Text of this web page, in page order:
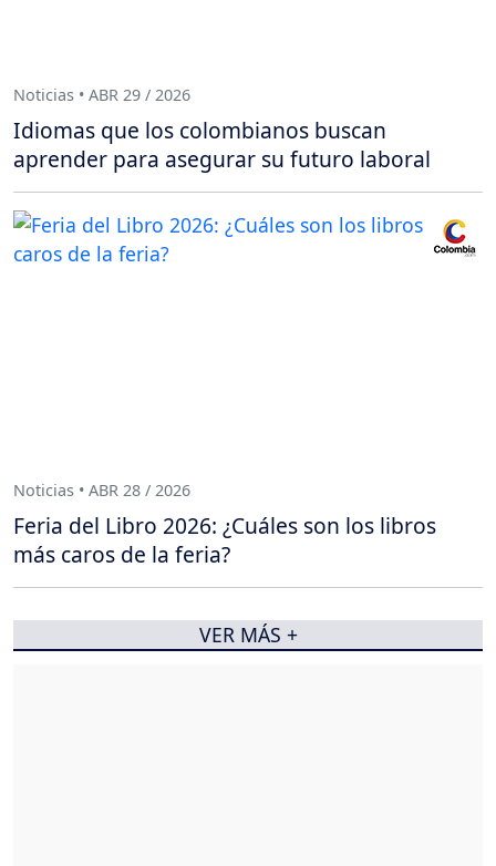
Noticias • ABR 29 / 2026
Idiomas que los colombianos buscan
aprender para asegurar su futuro laboral
Noticias • ABR 28 / 2026
Feria del Libro 2026: ¿Cuáles son los libros
más caros de la feria?
VER MÁS +